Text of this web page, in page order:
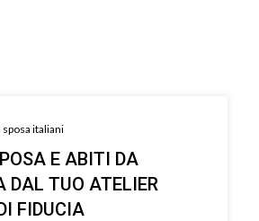
sposa italiani
E ABITI DA
DAL TUO ATELIER
FIDUCIA